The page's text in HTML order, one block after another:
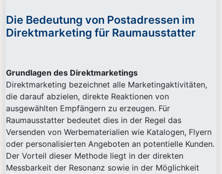
Die Bedeutung von Postadressen im
Direktmarketing für Raumausstatter
Grundlagen des Direktmarketings
Direktmarketing bezeichnet alle Marketingaktivitäten,
die darauf abzielen, direkte Reaktionen von
ausgewählten Empfängern zu erzeugen. Für
Raumausstatter bedeutet dies in der Regel das
Versenden von Werbematerialien wie Katalogen, Flyern
oder personalisierten Angeboten an potentielle Kunden.
Der Vorteil dieser Methode liegt in der direkten
Messbarkeit der Resonanz sowie in der Möglichkeit